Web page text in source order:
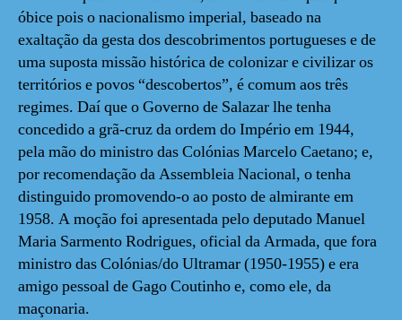
óbice pois o nacionalismo imperial, baseado na
exaltação da gesta dos descobrimentos portugueses e de
uma suposta missão histórica de colonizar e civilizar os
territórios e povos “descobertos”, é comum aos três
regimes. Daí que o Governo de Salazar lhe tenha
concedido a grã-cruz da ordem do Império em 1944,
pela mão do ministro das Colónias Marcelo Caetano; e,
por recomendação da Assembleia Nacional, o tenha
distinguido promovendo-o ao posto de almirante em
1958. A moção foi apresentada pelo deputado Manuel
Maria Sarmento Rodrigues, oficial da Armada, que fora
ministro das Colónias/do Ultramar (1950-1955) e era
amigo pessoal de Gago Coutinho e, como ele, da
maçonaria.